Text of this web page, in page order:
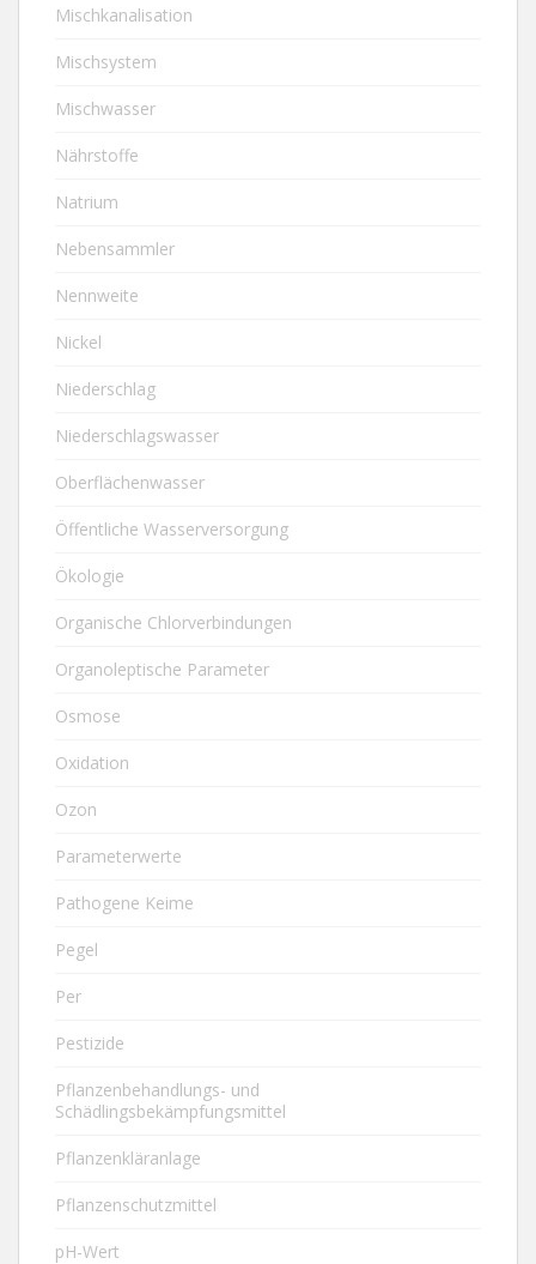
Mischkanalisation
Mischsystem
Mischwasser
Nährstoffe
Natrium
Nebensammler
Nennweite
Nickel
Niederschlag
Niederschlagswasser
Oberflächenwasser
Öffentliche Wasserversorgung
Ökologie
Organische Chlorverbindungen
Organoleptische Parameter
Osmose
Oxidation
Ozon
Parameterwerte
Pathogene Keime
Pegel
Per
Pestizide
Pflanzenbehandlungs- und
Schädlingsbekämpfungsmittel
Pflanzenkläranlage
Pflanzenschutzmittel
pH-Wert